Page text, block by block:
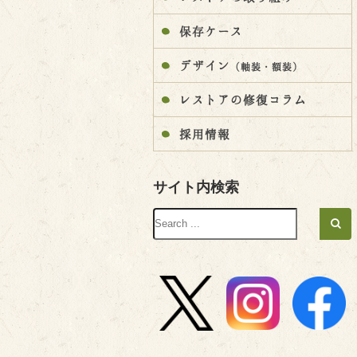
保存ケース
デザイン （軸装・額装）
レストアの修復コラム
採用情報
サイト内検索